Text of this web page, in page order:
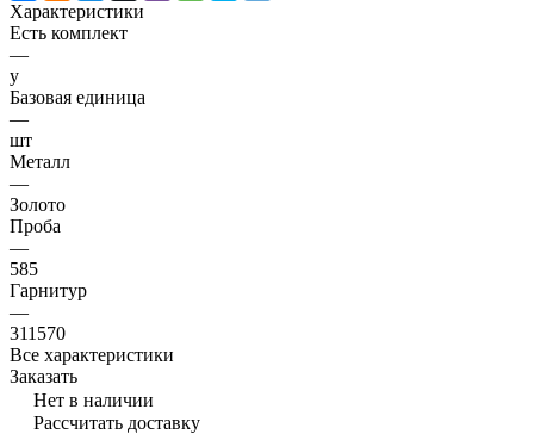
Характеристики
Есть комплект
—
y
Базовая единица
—
шт
Металл
—
Золото
Проба
—
585
Гарнитур
—
311570
Все характеристики
Заказать
Нет в наличии
Рассчитать доставку